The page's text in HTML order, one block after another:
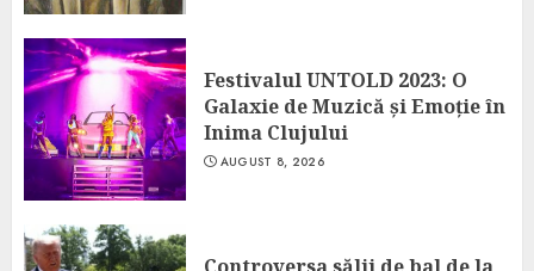
Festivalul UNTOLD 2023: O
Galaxie de Muzică și Emoție în
Inima Clujului
AUGUST 8, 2026